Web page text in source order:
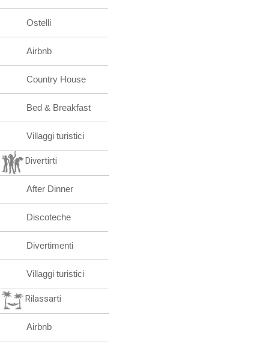
Ostelli
Airbnb
Country House
Bed & Breakfast
Villaggi turistici
Divertirti
After Dinner
Discoteche
Divertimenti
Villaggi turistici
Rilassarti
Airbnb